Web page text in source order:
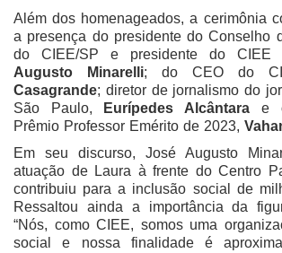
Além dos homenageados, a cerimônia
a presença do presidente do Conselho
do CIEE/SP e presidente do CIEE
Augusto Minarelli; do CEO do
Casagrande; diretor de jornalismo do
São Paulo,
Eurípedes Alcântara e
Prêmio Professor Emérito de 2023,
Em seu discurso, José Augusto
atuação de Laura à frente do Centro
contribuiu para a inclusão social de
Ressaltou ainda a importância da
“Nós, como CIEE, somos uma
social e nossa finalidade é